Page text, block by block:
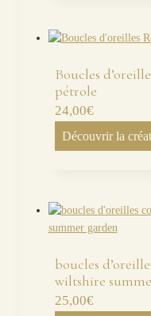
Boucles
pétrole
24,00€
Découvrir la
boucles
wiltshire
25,00€